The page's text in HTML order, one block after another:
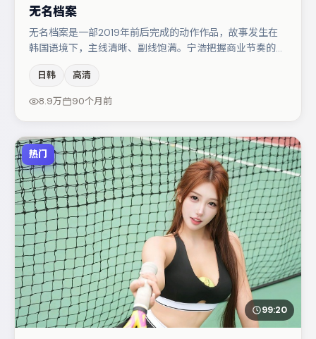
无名档案
无名档案是一部2019年前后完成的动作作品，故事发生在
韩国语境下，主线清晰、副线饱满。宁浩把握商业节奏的同
包括白宇、张颂文、朱一龙等，角色动机前后呼应，适合喜
欢抠台词与伏笔的观众。整体完成度较高，适合周末一口气
日韩 高清
8.9万 90个月前
热门
99:20